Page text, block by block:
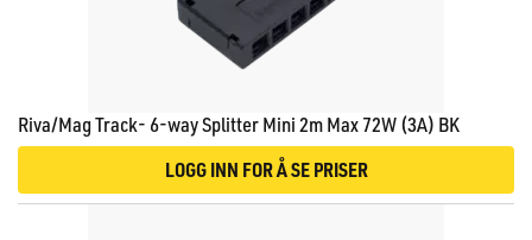
Riva/Mag Track- 6-way Splitter Mini 2m Max 72W (3A) BK
LOGG INN FOR Å SE PRISER